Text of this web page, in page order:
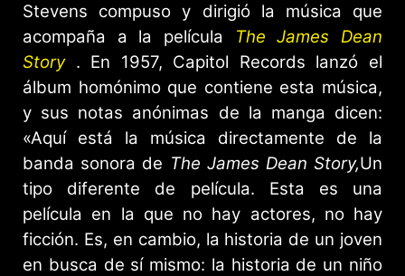
Stevens compuso y dirigió la música que
acompaña a la película
The James Dean
Story. En 1957, Capitol Records lanzó el
álbum homónimo que contiene esta música,
y sus notas anónimas de la manga dicen:
«Aquí está la música directamente de la
banda sonora de The James Dean Story,Un
tipo diferente de película. Esta es una
película en la que no hay actores, no hay
ficción. Es, en cambio, la historia de un joven
en busca de sí mismo: la historia de un niño